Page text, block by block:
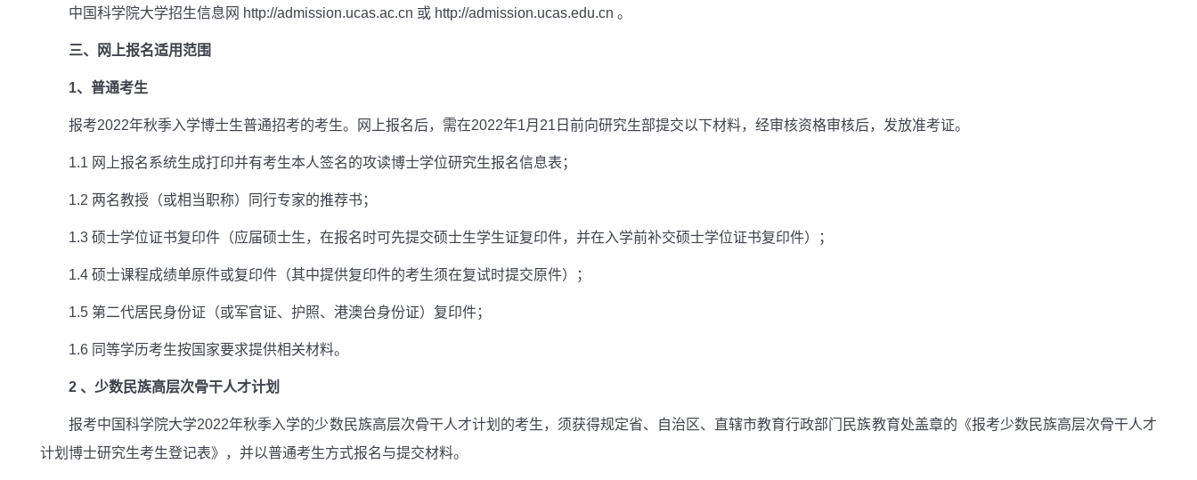
中国科学院大学招生信息网 http://admission.ucas.ac.cn 或 http://admission.ucas.edu.cn 。
三、网上报名适用范围
1、普通考生
报考2022年秋季入学博士生普通招考的考生。网上报名后，需在2022年1月21日前向研究生部提交以下材料，经审核资格审核后，发放准考证。
1.1 网上报名系统生成打印并有考生本人签名的攻读博士学位研究生报名信息表；
1.2 两名教授（或相当职称）同行专家的推荐书；
1.3 硕士学位证书复印件（应届硕士生，在报名时可先提交硕士生学生证复印件，并在入学前补交硕士学位证书复印件）；
1.4 硕士课程成绩单原件或复印件（其中提供复印件的考生须在复试时提交原件）；
1.5 第二代居民身份证（或军官证、护照、港澳台身份证）复印件；
1.6 同等学历考生按国家要求提供相关材料。
2 、少数民族高层次骨干人才计划
报考中国科学院大学2022年秋季入学的少数民族高层次骨干人才计划的考生，须获得规定省、自治区、直辖市教育行政部门民族教育处盖章的《报考少数民族高层次骨干人才
计划博士研究生考生登记表》，并以普通考生方式报名与提交材料。